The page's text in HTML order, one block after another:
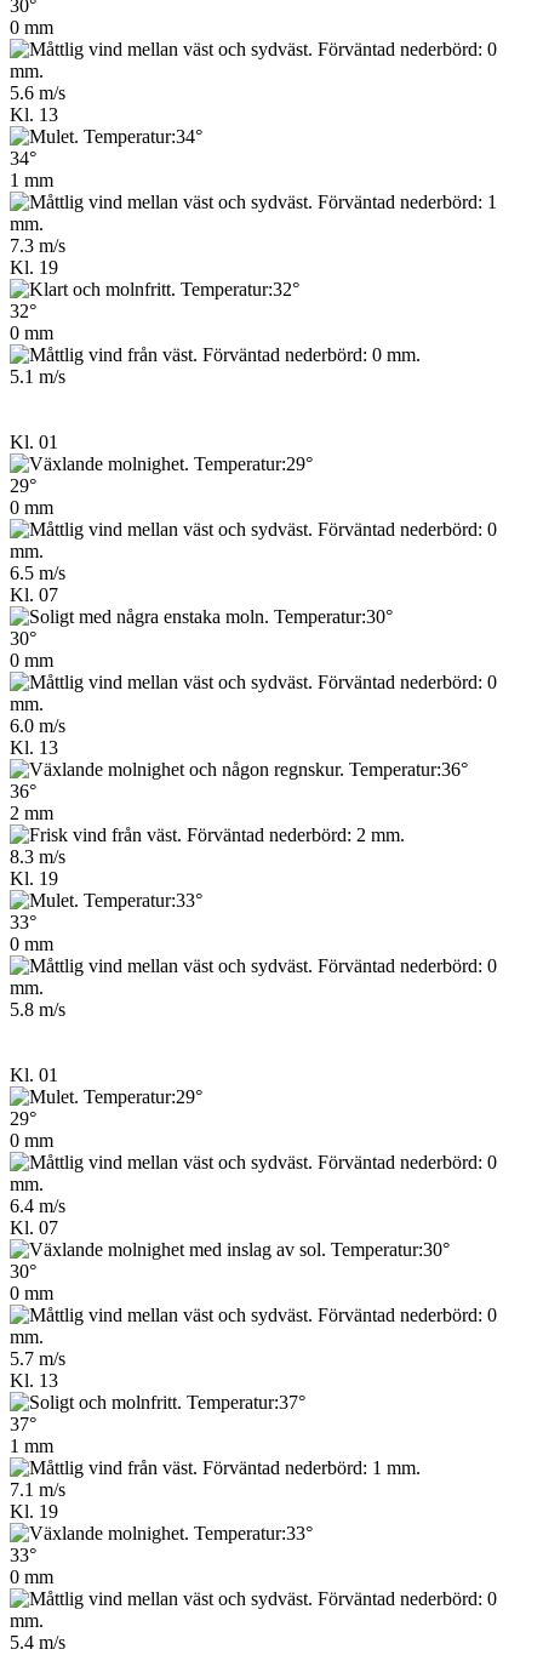
30°
0 mm
5.6 m/s
Kl. 13
34°
1 mm
7.3 m/s
Kl. 19
32°
0 mm
5.1 m/s
Kl. 01
29°
0 mm
6.5 m/s
Kl. 07
30°
0 mm
6.0 m/s
Kl. 13
36°
2 mm
8.3 m/s
Kl. 19
33°
0 mm
5.8 m/s
Kl. 01
29°
0 mm
6.4 m/s
Kl. 07
30°
0 mm
5.7 m/s
Kl. 13
37°
1 mm
7.1 m/s
Kl. 19
33°
0 mm
5.4 m/s